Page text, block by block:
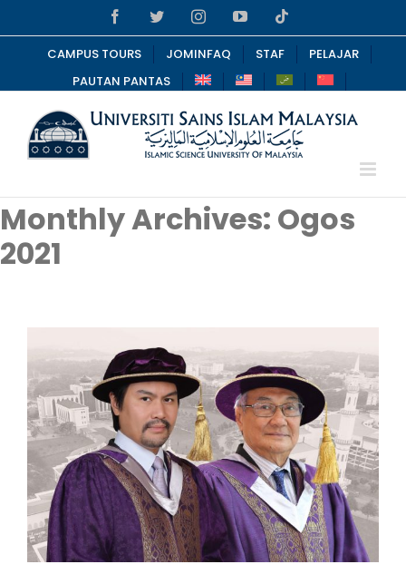
to
content
FacebookTwitterInstagramYouTube
CAMPUS TOURS JOMINFAQ STAF
PELAJAR
PAUTAN PANTAS
Monthly Archives: Ogos
2021